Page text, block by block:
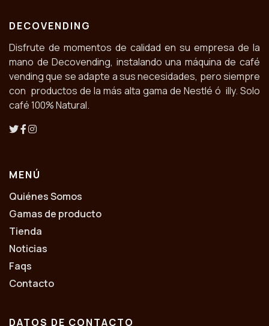
DECOVENDING
Disfrute de momentos de calidad en su empresa de la
mano de Decovending, instalando una máquina de café
vending que se adapte a sus necesidades, pero siempre
con productos de la más alta gama de Nestlé ó illy. Solo
café 100% Natural.
MENÚ
Quiénes Somos
Gamas de producto
Tienda
Noticias
Faqs
Contacto
DATOS DE CONTACTO